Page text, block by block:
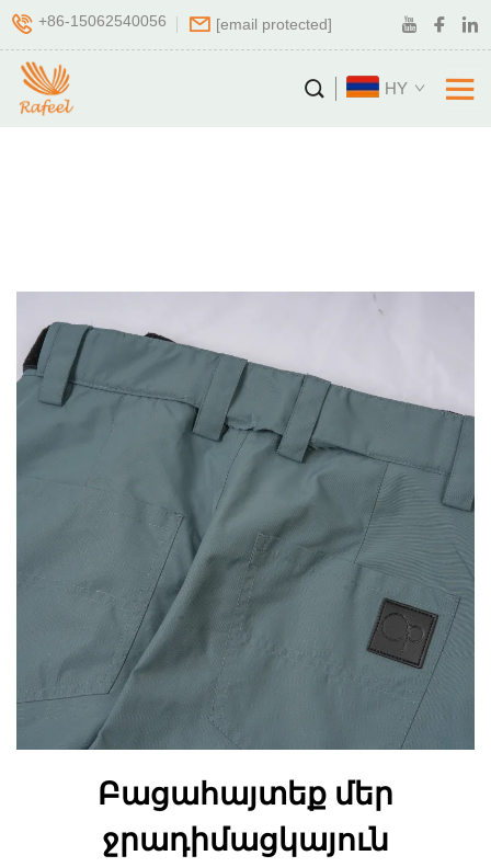
+86-15062540056 [email protected]
HY
Բացահայտեք մեր
ջրադիմացկայուն